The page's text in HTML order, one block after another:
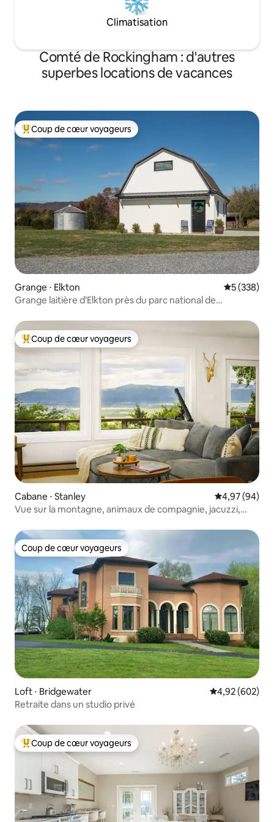
Climatisation
Comté de Rockingham : d'autres
superbes locations de vacances
Coups de cœur voyageurs les plus appréciés
Coup de cœur voyageurs
Grange ⋅ Elkton Évaluation
5 (338)
Grange laitière d'Elkton près du parc national de
Coups de cœur voyageurs les plus appréciés
Coup de cœur voyageurs
Cabane ⋅ Stanley Évaluation
4,97 (94)
Vue sur la montagne, animaux de compagnie, jacuzzi,
Coup de cœur voyageurs
Coup de cœur voyageurs
Loft ⋅ Bridgewater Évaluation
4,92 (602)
Retraite dans un studio privé
Coups de cœur voyageurs les plus appréciés
Coup de cœur voyageurs